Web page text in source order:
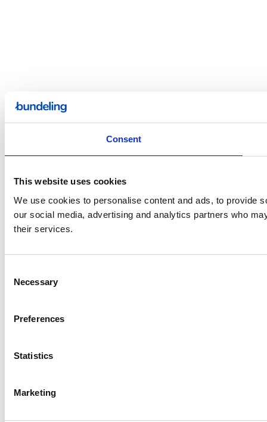
Consent
This website uses cookies
We use cookies to personalise content and ads, to provide
our social media, advertising and analytics partners who
their services.
Selection
Necessary
Preferences
Statistics
Marketing